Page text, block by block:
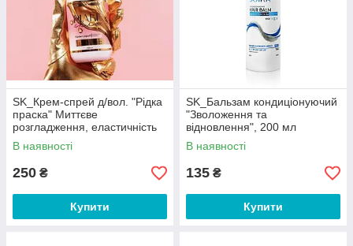
SK_Крем-спрей д/вол. "Рідка
праска" Миттєве
розгладження, еластичність
та блиск SOIKA & GTM, 200
мл
В наявності
250 ₴
Купити
SK_Бальзам кондиціонуючий
"Зволоження та
відновлення", 200 мл
В наявності
135 ₴
Купити